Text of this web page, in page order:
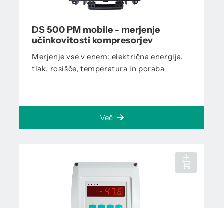
DS 500 PM mobile - merjenje
učinkovitosti kompresorjev
Merjenje vse v enem: električna energija,
tlak, rosišče, temperatura in poraba
Več